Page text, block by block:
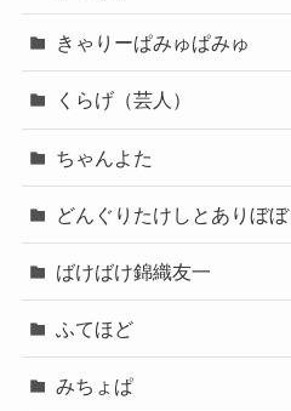
きゃりーぱみゅぱみゅ
くらげ（芸人）
ちゃんよた
どんぐりたけしとありぼぼ
ばけばけ錦織友一
ふてほど
みちょぱ